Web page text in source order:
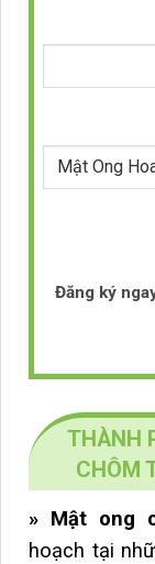
Đăng ký
THÀNH
CHÔM
» Mật ong
hoạch tại